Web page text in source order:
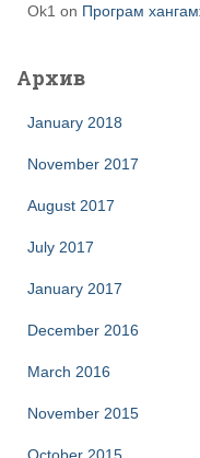
Ok1 on Програм
Архив
January 2018
November 2017
August 2017
July 2017
January 2017
December 2016
March 2016
November 2015